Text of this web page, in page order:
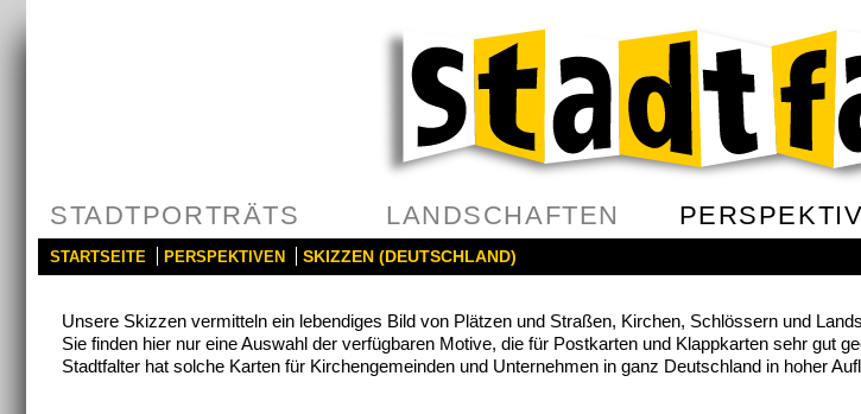
STADTPORTRÄTS LANDSCHAFTEN
STARTSEITE PERSPEKTIVEN SKIZZEN (DEUTSCHLAND)
Unsere Skizzen vermitteln ein lebendiges Bild von Plätzen und Straßen, Kirchen, Schlössern und
Sie finden hier nur eine Auswahl der verfügbaren Motive, die für Postkarten und Klappkarten sehr gut
Stadtfalter hat solche Karten für Kirchengemeinden und Unternehmen in ganz Deutschland in hoher